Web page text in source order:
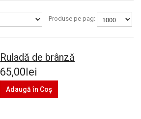
Produse pe pag:
Ruladă de brânză
65,00lei
Adaugă în Coş